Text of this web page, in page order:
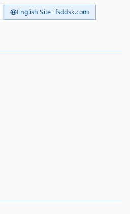
English Site · fsddsk.com